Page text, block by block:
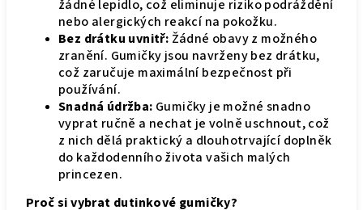
žádné lepidlo, což eliminuje riziko podráždění
nebo alergických reakcí na pokožku.
Bez drátku uvnitř: Žádné obavy z možného
zranění. Gumičky jsou navrženy bez drátku,
což zaručuje maximální bezpečnost při
používání.
Snadná údržba: Gumičky je možné snadno
vyprat ručně a nechat je volně uschnout, což
z nich dělá praktický a dlouhotrvající doplněk
do každodenního života vašich malých
princezen.
Proč si vybrat dutinkové gumičky?